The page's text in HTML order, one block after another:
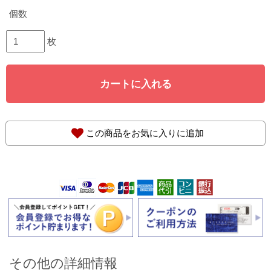
個数
枚
カートに入れる
この商品をお気に入りに追加
その他の詳細情報